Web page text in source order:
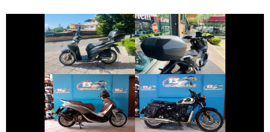
HONDA SH HONDA X-ADV
PIAGGIO
BEVERLY
€ 3.590 €
BENELLI
IMPERIALE
€ 2.790 €
€ 6.590 € € 1.990 €